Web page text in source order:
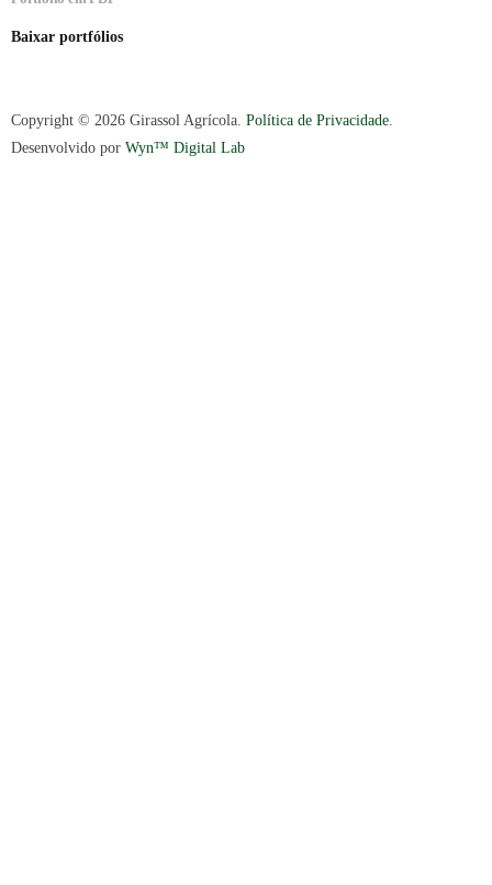
Baixar portfólios
Copyright © 2026 Girassol Agrícola. Política de Privacidade.
Desenvolvido por Wyn™ Digital Lab